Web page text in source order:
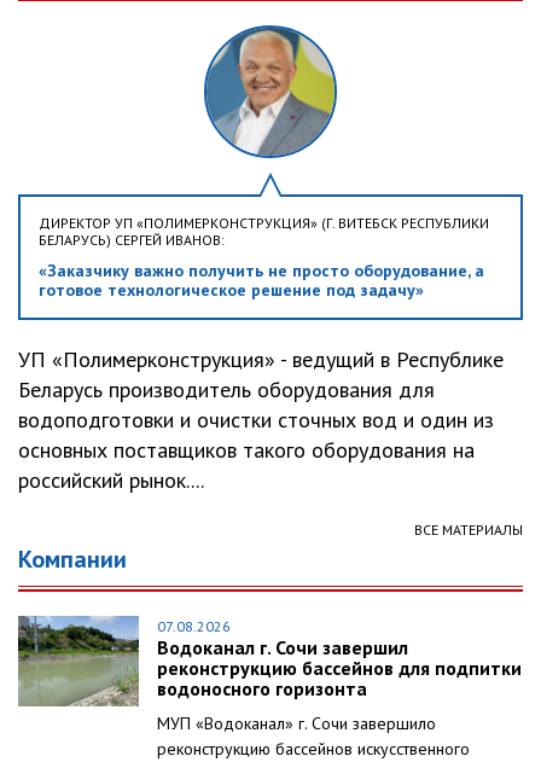
ДИРЕКТОР УП «ПОЛИМЕРКОНСТРУКЦИЯ» (Г. ВИТЕБСК РЕСПУБЛИКИ
БЕЛАРУСЬ) СЕРГЕЙ ИВАНОВ:
«Заказчику важно получить не просто оборудование, а
готовое технологическое решение под задачу»
УП «Полимерконструкция» - ведущий в Республике
Беларусь производитель оборудования для
водоподготовки и очистки сточных вод и один из
основных поставщиков такого оборудования на
российский рынок....
ВСЕ МАТЕРИАЛЫ
Компании
07.08.2026
Водоканал г. Сочи завершил
реконструкцию бассейнов для подпитки
водоносного горизонта
МУП «Водоканал» г. Сочи завершило
реконструкцию бассейнов искусственного